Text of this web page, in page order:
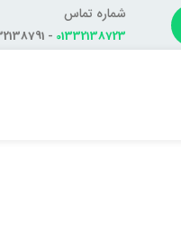
شماره تماس
01332138723
- 01332138791